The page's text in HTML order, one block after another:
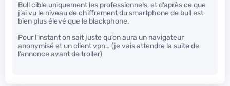
Bull cible uniquement les professionnels, et d’après ce que
j’ai vu le niveau de chiffrement du smartphone de bull est
bien plus élevé que le blackphone.
Pour l’instant on sait juste qu’on aura un navigateur
anonymisé et un client vpn… (je vais attendre la suite de
l’annonce avant de troller)